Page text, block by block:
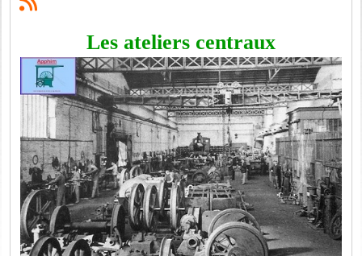
Les ateliers centraux